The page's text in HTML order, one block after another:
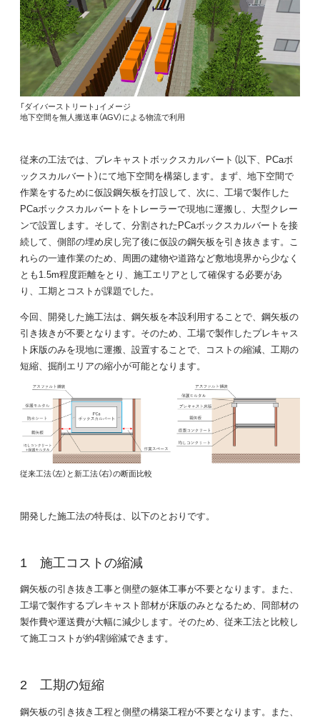
「ダイバーストリート」イメージ
地下空間を無人搬送車（AGV）による物流で利用
従来の工法では、プレキャストボックスカルバート（以下、PCaボ
ックスカルバート）にて地下空間を構築します。まず、地下空間で
作業をするために仮設鋼矢板を打設して、次に、工場で製作した
PCaボックスカルバートをトレーラーで現地に運搬し、大型クレー
ンで設置します。そして、分割されたPCaボックスカルバートを接
続して、側部の埋め戻し完了後に仮設の鋼矢板を引き抜きます。こ
れらの一連作業のため、周囲の建物や道路など敷地境界から少なく
とも1.5m程度距離をとり、施工エリアとして確保する必要があ
り、工期とコストが課題でした。
今回、開発した施工法は、鋼矢板を本設利用することで、鋼矢板の
引き抜きが不要となります。そのため、工場で製作したプレキャス
ト床版のみを現地に運搬、設置することで、コストの縮減、工期の
短縮、掘削エリアの縮小が可能となります。
従来工法（左）と新工法（右）の断面比較
開発した施工法の特長は、以下のとおりです。
施工コストの縮減
鋼矢板の引き抜き工事と側壁の躯体工事が不要となります。また、
工場で製作するプレキャスト部材が床版のみとなるため、同部材の
製作費や運送費が大幅に減少します。そのため、従来工法と比較し
て施工コストが約4割縮減できます。
工期の短縮
鋼矢板の引き抜き工程と側壁の構築工程が不要となります。また、